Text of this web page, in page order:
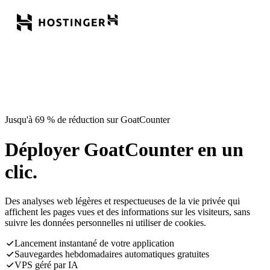
Jusqu'à 69 % de réduction sur GoatCounter
Déployer GoatCounter en un
clic.
Des analyses web légères et respectueuses de la vie privée qui
affichent les pages vues et des informations sur les visiteurs, sans
suivre les données personnelles ni utiliser de cookies.
Lancement instantané de votre application
Sauvegardes hebdomadaires automatiques gratuites
VPS géré par IA